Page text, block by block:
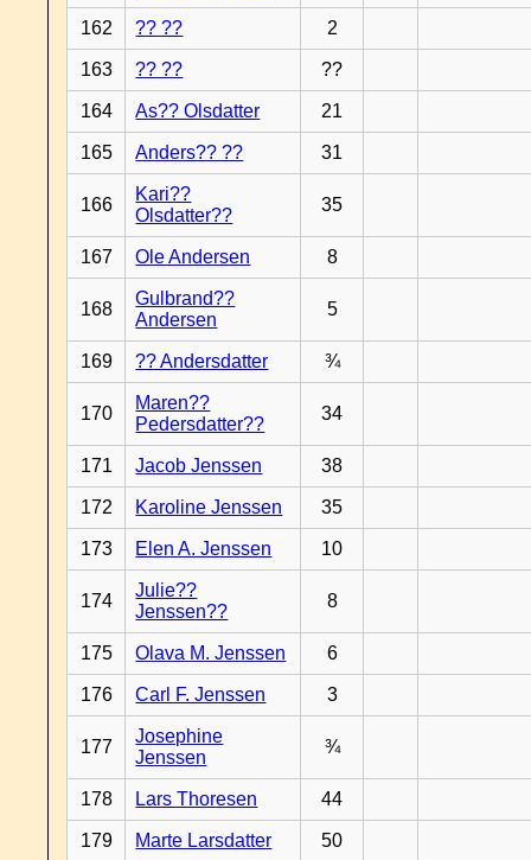
162 ?? ?? 2
163 ?? ?? ??
164 As?? Olsdatter 21
165 Anders?? ?? 31
166
Kari??
Olsdatter??
35
167 Ole Andersen 8
168
Gulbrand??
Andersen
5
169 ?? Andersdatter ¾
170
Maren??
Pedersdatter??
34
171 Jacob Jenssen 38
172 Karoline Jenssen 35
173 Elen A. Jenssen 10
174
Julie??
Jenssen??
8
175 Olava M. Jenssen 6
176 Carl F. Jenssen 3
177
Josephine
Jenssen
¾
178 Lars Thoresen 44
179 Marte Larsdatter 50